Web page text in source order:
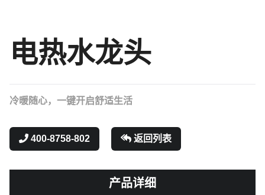
电热水龙头
冷暖随心，一键开启舒适生活
400-8758-802 返回列表
产品详细